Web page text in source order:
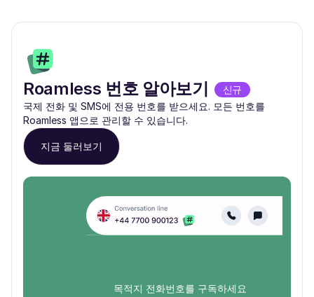
Roamless 번호 알아보기
신규
국제 전화 및 SMS에 전용 번호를 받으세요. 모든 번호를
Roamless 앱으로 관리할 수 있습니다.
지금 둘러보기
목적지 전화번호를 구독하세요